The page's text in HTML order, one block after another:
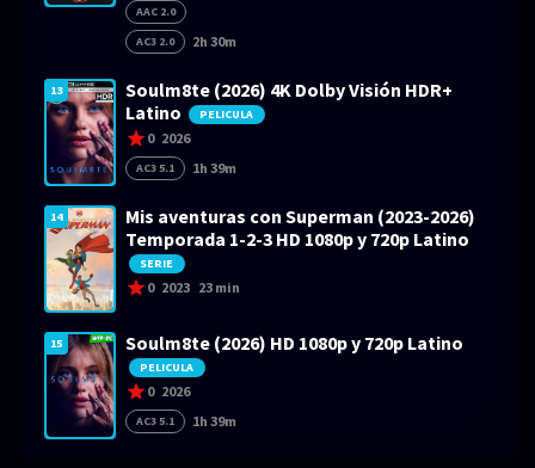
AAC 2.0
AC3 2.0
2h 30m
13
Soulm8te (2026) 4K Dolby Visión HDR+
Latino
PELICULA
0 2026
AC3 5.1 1h 39m
14
Mis aventuras con Superman (2023-2026)
Temporada 1-2-3 HD 1080p y 720p Latino
SERIE
0 2023 23 min
15 Soulm8te (2026) HD 1080p y 720p Latino
PELICULA
0 2026
AC3 5.1 1h 39m